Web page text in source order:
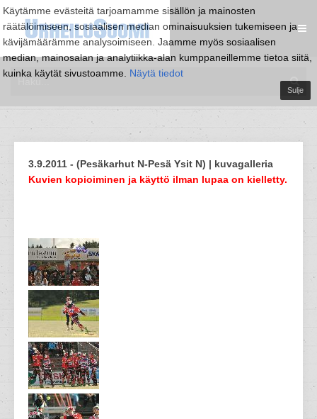
Käytämme evästeitä tarjoamamme sisällön ja mainosten
räätälöimiseen, sosiaalisen median ominaisuuksien tukemiseen ja
kävijämäärämme analysoimiseen. Jaamme myös sosiaalisen
median, mainosalan ja analytiikka-alan kumppaneillemme tietoa siitä,
kuinka käytät sivustoamme. Näytä tiedot
Sulje
3.9.2011 - (Pesäkarhut N-Pesä Ysit N) | kuvagalleria
Kuvien kopioiminen ja käyttö ilman lupaa on kielletty.